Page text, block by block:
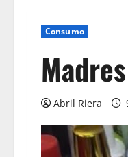
Consumo
Abril Riera